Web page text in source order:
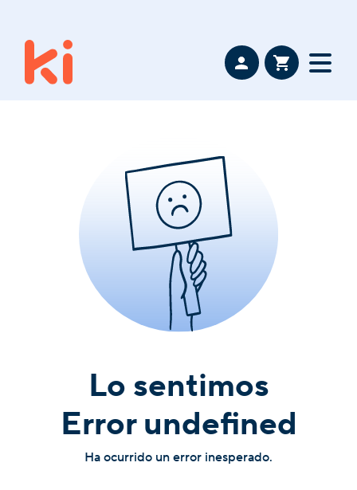
Lo sentimos
Error undefined
Ha ocurrido un error inesperado.